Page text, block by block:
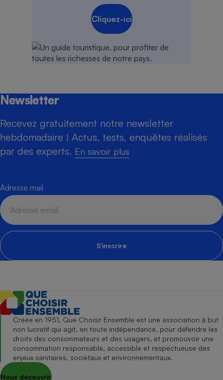
Cliquez-ici
Newsletter
Recevez gratuitement notre newsletter
hebdomadaire ! Actus, tests, enquêtes réalisés
par des experts. En savoir plus
Adresse mail
S'inscrire
Créée en 1951, Que Choisir Ensemble est une association à but
non lucratif qui agit, en toute indépendance, pour défendre les
droits des consommateurs et des usagers, et promouvoir une
consommation responsable, accessible et respectueuse des
enjeux sanitaires, sociétaux et environnementaux.
Nous découvrir